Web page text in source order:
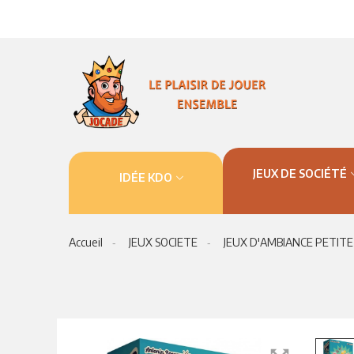
IDÉE KDO JEUX DE SOCIÉTÉ
Accueil JEUX SOCIETE JEUX D'AMBIANCE